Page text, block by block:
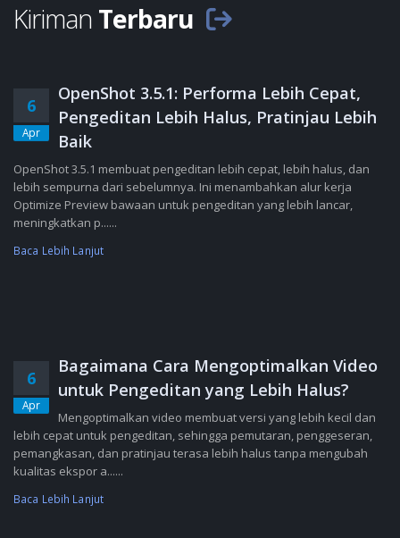
Kiriman Terbaru
6
Apr
OpenShot 3.5.1: Performa Lebih Cepat,
Pengeditan Lebih Halus, Pratinjau Lebih
Baik
OpenShot 3.5.1 membuat pengeditan lebih cepat, lebih halus, dan
lebih sempurna dari sebelumnya. Ini menambahkan alur kerja
Optimize Preview bawaan untuk pengeditan yang lebih lancar,
meningkatkan p......
Baca Lebih Lanjut
6
Apr
Bagaimana Cara Mengoptimalkan Video
untuk Pengeditan yang Lebih Halus?
Mengoptimalkan video membuat versi yang lebih kecil dan
lebih cepat untuk pengeditan, sehingga pemutaran, penggeseran,
pemangkasan, dan pratinjau terasa lebih halus tanpa mengubah
kualitas ekspor a......
Baca Lebih Lanjut